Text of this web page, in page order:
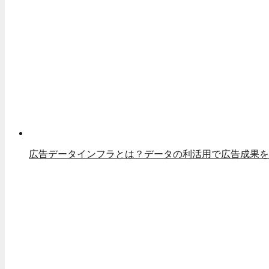
広告データインフラとは？データの利活用で広告成果